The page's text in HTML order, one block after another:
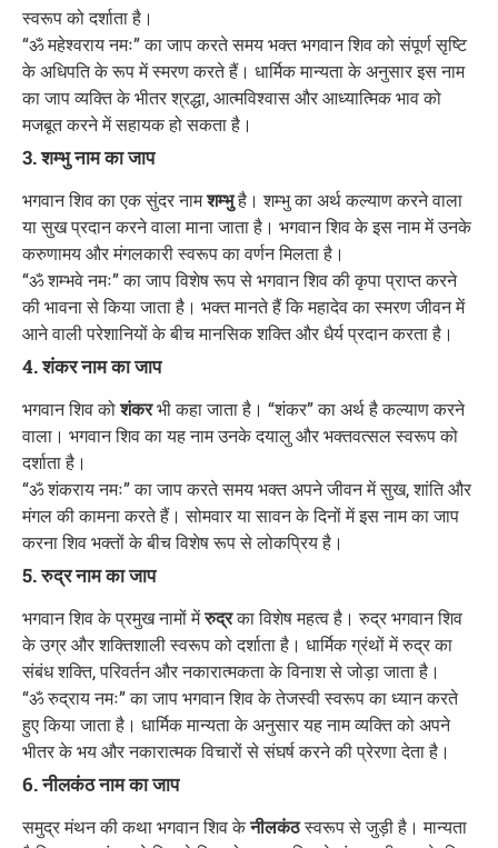
स्वरूप को दर्शाता है।
“ॐ महेश्वराय नमः” का जाप करते समय भक्त भगवान शिव को संपूर्ण सृष्टि
के अधिपति के रूप में स्मरण करते हैं। धार्मिक मान्यता के अनुसार इस नाम
का जाप व्यक्ति के भीतर श्रद्धा, आत्मविश्वास और आध्यात्मिक भाव को
मजबूत करने में सहायक हो सकता है।
3. शम्भु नाम का जाप
भगवान शिव का एक सुंदर नामशम्भुहै। शम्भु का अर्थ कल्याण करने वाला
या सुख प्रदान करने वाला माना जाता है। भगवान शिव के इस नाम में उनके
करुणामय और मंगलकारी स्वरूप का वर्णन मिलता है।
“ॐ शम्भवे नमः” का जाप विशेष रूप से भगवान शिव की कृपा प्राप्त करने
की भावना से किया जाता है। भक्त मानते हैं कि महादेव का स्मरण जीवन में
आने वाली परेशानियों के बीच मानसिक शक्ति और धैर्य प्रदान करता है।
4. शंकर नाम का जाप
भगवान शिव कोशंकरभी कहा जाता है। “शंकर” का अर्थ है कल्याण करने
वाला। भगवान शिव का यह नाम उनके दयालु और भक्तवत्सल स्वरूप को
दर्शाता है।
“ॐ शंकराय नमः” का जाप करते समय भक्त अपने जीवन में सुख, शांति और
मंगल की कामना करते हैं। सोमवार या सावन के दिनों में इस नाम का जाप
करना शिव भक्तों के बीच विशेष रूप से लोकप्रिय है।
5. रुद्र नाम का जाप
भगवान शिव के प्रमुख नामों मेंरुद्रका विशेष महत्व है। रुद्र भगवान शिव
के उग्र और शक्तिशाली स्वरूप को दर्शाता है। धार्मिक ग्रंथों में रुद्र का
संबंध शक्ति, परिवर्तन और नकारात्मकता के विनाश से जोड़ा जाता है।
“ॐ रुद्राय नमः” का जाप भगवान शिव के तेजस्वी स्वरूप का ध्यान करते
हुए किया जाता है। धार्मिक मान्यता के अनुसार यह नाम व्यक्ति को अपने
भीतर के भय और नकारात्मक विचारों से संघर्ष करने की प्रेरणा देता है।
6. नीलकंठ नाम का जाप
समुद्र मंथन की कथा भगवान शिव केनीलकंठस्वरूप से जुड़ी है। मान्यता